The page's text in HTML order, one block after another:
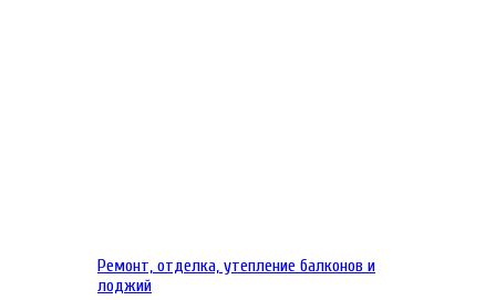
Ремонт, отделка, утепление балконов и
лоджий